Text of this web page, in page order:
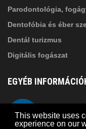
This website uses
experience on our
Parodontológia,
Dentofóbia és éber
Dentál turizmus
Digitális fogászat
EGYÉB
Adatkezelési
Telefon